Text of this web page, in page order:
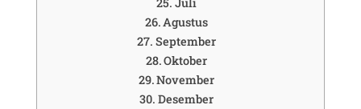
Agustus
September
Oktober
November
Desember